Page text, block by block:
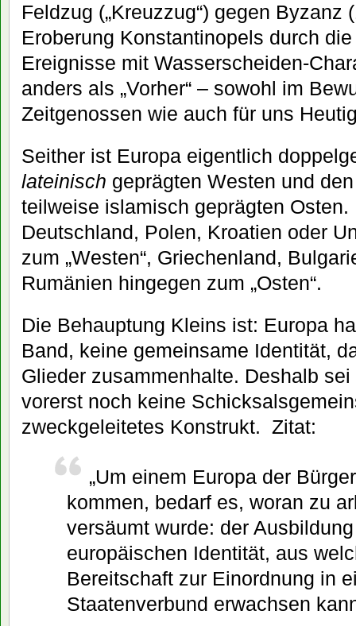
Feldzug („Kreuzzug“) gegen Byzanz
Eroberung Konstantinopels durch
Ereignisse mit Wasserscheiden-
anders als „Vorher“ – sowohl im
Zeitgenossen wie auch für uns
Seither ist Europa eigentlich
lateinisch geprägten Westen und
teilweise islamisch geprägten Osten.
Deutschland, Polen, Kroatien oder
zum „Westen“, Griechenland,
Rumänien hingegen zum „Osten“.
Die Behauptung Kleins ist: Europa
Band, keine gemeinsame Identität,
Glieder zusammenhalte. Deshalb
vorerst noch keine
zweckgeleitetes Konstrukt. Zitat:
„Um einem Europa der
kommen, bedarf es, woran zu
versäumt wurde: der
europäischen Identität, aus
Bereitschaft zur Einordnung in
Staatenverbund erwachsen